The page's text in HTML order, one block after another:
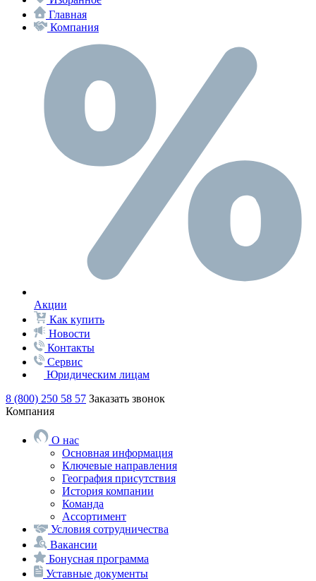
Главная
Компания
Акции
Как купить
Новости
Контакты
Сервис
Юридическим лицам
8 (800) 250 58 57 Заказать звонок
Компания
О нас
Основная информация
Ключевые направления
География присутствия
История компании
Команда
Ассортимент
Условия сотрудничества
Вакансии
Бонусная программа
Уставные документы